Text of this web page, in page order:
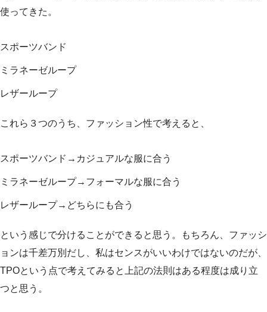
使ってきた。
スポーツバンド
ミラネーゼループ
レザーループ
これら３つのうち、ファッション性で考えると、
スポーツバンド→カジュアルな服に合う
ミラネーゼループ→フォーマルな服に合う
レザーループ→どちらにも合う
という感じで分けることができると思う。もちろん、ファッシ
ョンは千差万別だし、私はセンスがいいわけではないのだが、
TPOという点で考えてみると上記の法則はある程度は成り立
つと思う。